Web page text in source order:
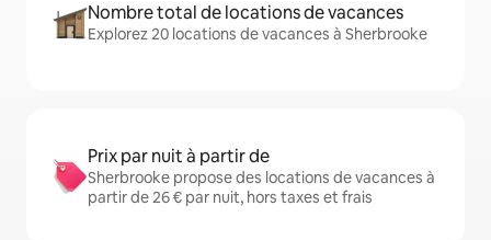
Nombre total de locations de vacances
Explorez 20 locations de vacances à Sherbrooke
Prix par nuit à partir de
Sherbrooke propose des locations de vacances à
partir de 26 € par nuit, hors taxes et frais